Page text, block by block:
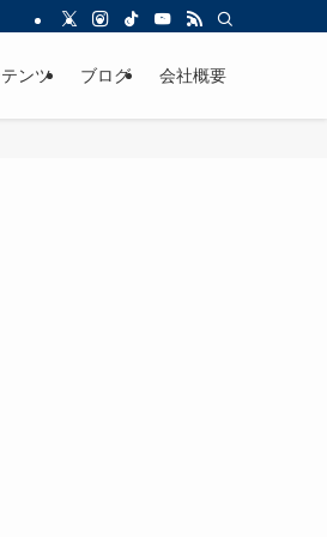
ンツ ブログ 会社概要